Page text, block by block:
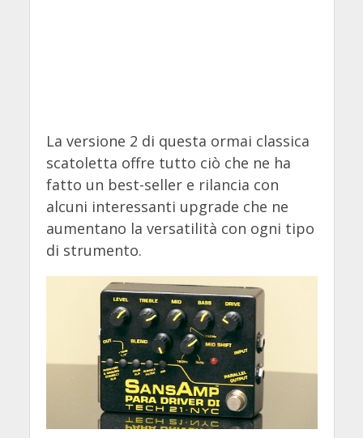
La versione 2 di questa ormai classica
scatoletta offre tutto ciò che ne ha
fatto un best-seller e rilancia con
alcuni interessanti upgrade che ne
aumentano la versatilità con ogni tipo
di strumento.